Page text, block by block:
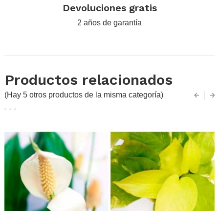
Devoluciones gratis
2 años de garantía
Productos relacionados
(Hay 5 otros productos de la misma categoría)